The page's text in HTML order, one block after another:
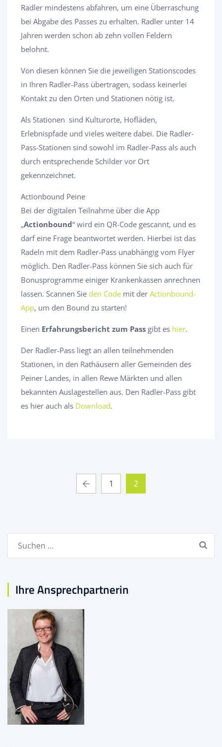
Radler mindestens abfahren, um eine Überraschung
bei Abgabe des Passes zu erhalten. Radler unter 14
Jahren werden schon ab zehn vollen Feldern
belohnt.
Von diesen können Sie die jeweiligen Stationscodes
in Ihren Radler-Pass übertragen, sodass keinerlei
Kontakt zu den Orten und Stationen nötig ist.
Als Stationen sind Kulturorte, Hofläden,
Erlebnispfade und vieles weitere dabei. Die Radler-
Pass-Stationen sind sowohl im Radler-Pass als auch
durch entsprechende Schilder vor Ort
gekennzeichnet.
Actionbound Peine
Bei der digitalen Teilnahme über die App
„Actionbound“ wird ein QR-Code gescannt, und es
darf eine Frage beantwortet werden. Hierbei ist das
Radeln mit dem Radler-Pass unabhängig vom Flyer
möglich. Den Radler-Pass können Sie sich auch für
Bonusprogramme einiger Krankenkassen anrechnen
lassen. Scannen Sie den Code mit der Actionbound-
App, um den Bound zu starten!
Einen Erfahrungsbericht zum Pass gibt es hier.
Der Radler-Pass liegt an allen teilnehmenden
Stationen, in den Rathäusern aller Gemeinden des
Peiner Landes, in allen Rewe Märkten und allen
bekannten Auslagestellen aus. Den Radler-Pass gibt
es hier auch als Download.
1 2
Suchen
Ihre Ansprechpartnerin